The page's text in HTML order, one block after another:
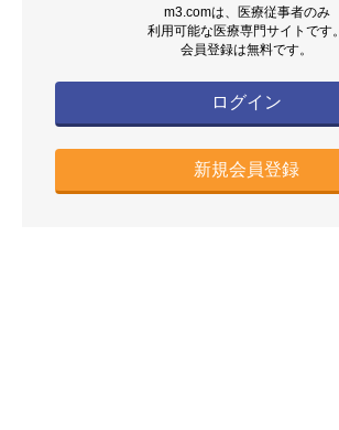
m3.comは、医療従事者のみ
利用可能な医療専門サイトです。
会員登録は無料です。
ログイン
新規会員登録